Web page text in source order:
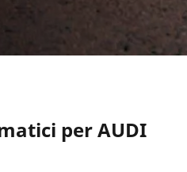
per AUDI